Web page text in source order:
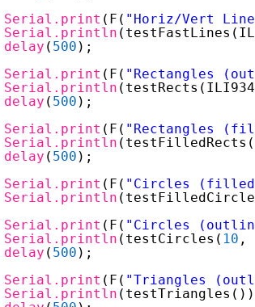
Serial.print (F( "Horiz/Vert
Serial.println
delay ( 500 );
Serial.print (F( "Rectangles
Serial.println
delay ( 500 );
Serial.print (F( "Rectangles
Serial.println
delay ( 500 );
Serial.print (F( "Circles (filled)
Serial.println
Serial.print (F( "Circles
Serial.println (testCircles( 10 ,
delay ( 500 );
Serial.print (F( "Triangles
Serial.println